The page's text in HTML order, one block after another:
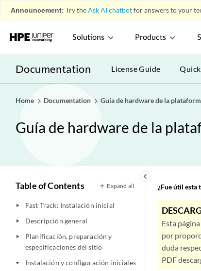
Announcement: Try theAsk AI chatbotfor answers to your
Solutions Products
Documentation License Guide
Home Documentation Guía de hardware de la
Guía de hardware de la
keyboard_arrow_left
Table of Contents Expand all
play_arrow Fast Track: Instalación inicial
play_arrow Descripción general
play_arrow
Planificación, preparación y
especificaciones del sitio
play_arrow
Instalación y configuración iniciales
¿Fue útil esta
Esta
por
duda
PDF